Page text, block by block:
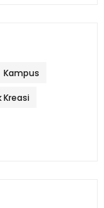
Kampus
Kreasi